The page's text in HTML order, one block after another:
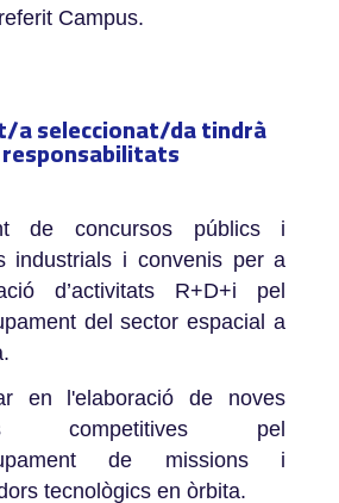
Campus.
a seleccionat/da tindrà
de concursos públics i
industrials i convenis per a
d’activitats R+D+i pel
del sector espacial a
en l'elaboració de noves
competitives pel
de missions i
tecnològics en òrbita.